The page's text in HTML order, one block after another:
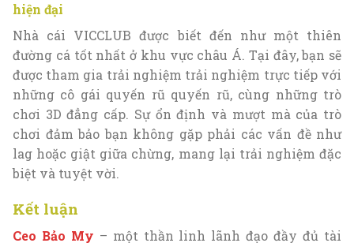
hiện đại
Nhà cái VICCLUB được biết đến như một thiên
đường cá tốt nhất ở khu vực châu Á. Tại đây, bạn sẽ
được tham gia trải nghiệm trải nghiệm trực tiếp với
những cô gái quyến rũ quyến rũ, cùng những trò
chơi 3D đẳng cấp. Sự ổn định và mượt mà của trò
chơi đảm bảo bạn không gặp phải các vấn đề như
lag hoặc giật giữa chừng, mang lại trải nghiệm đặc
biệt và tuyệt vời.
Kết luận
Ceo Bảo My – một thần linh lãnh đạo đầy đủ tài